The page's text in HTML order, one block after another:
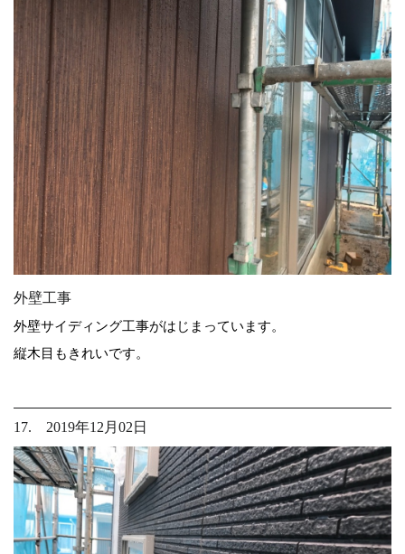
外壁工事
外壁サイディング工事がはじまっています。
縦木目もきれいです。
17. 2019年12月02日